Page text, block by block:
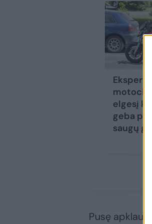
elgesį
geba
saugų
Pusę